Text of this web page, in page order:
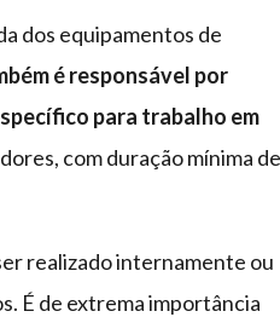
dos equipamentos de
é responsável por
para trabalho em
com duração mínima de
realizado internamente ou
É de extrema importância